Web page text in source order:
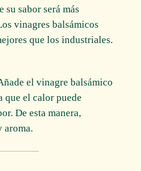
su sabor será más
vinagres balsámicos
que los industriales.
el vinagre balsámico
que el calor puede
De esta manera,
aroma.